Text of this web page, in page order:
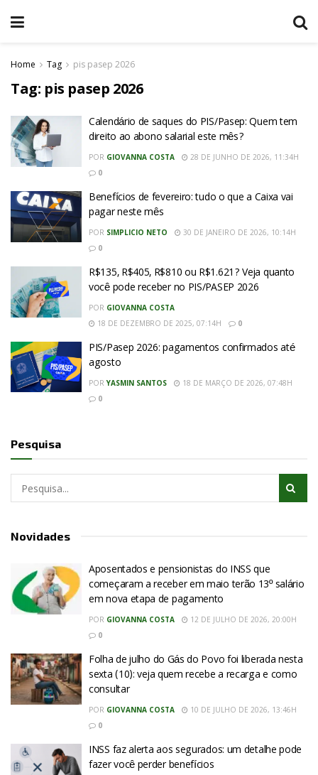
Home Tag pis pasep 2026
Tag: pis pasep 2026
Calendário de saques do PIS/Pasep: Quem tem
direito ao abono salarial este mês?
POR GIOVANNA COSTA
28 DE JUNHO DE 2026, 11:34H
0
Benefícios de fevereiro: tudo o que a Caixa vai
pagar neste mês
POR SIMPLICIO NETO
30 DE JANEIRO DE 2026, 10:14H
0
R$135, R$405, R$810 ou R$1.621? Veja quanto
você pode receber no PIS/PASEP 2026
POR GIOVANNA COSTA
18 DE DEZEMBRO DE 2025, 07:14H
0
PIS/Pasep 2026: pagamentos confirmados até
agosto
POR YASMIN SANTOS
18 DE MARÇO DE 2026, 07:48H
0
Pesquisa
Novidades
Aposentados e pensionistas do INSS que
começaram a receber em maio terão 13º salário
em nova etapa de pagamento
POR GIOVANNA COSTA
12 DE JULHO DE 2026, 20:00H
0
Folha de julho do Gás do Povo foi liberada nesta
sexta (10): veja quem recebe a recarga e como
consultar
POR GIOVANNA COSTA
10 DE JULHO DE 2026, 13:46H
0
INSS faz alerta aos segurados: um detalhe pode
fazer você perder benefícios